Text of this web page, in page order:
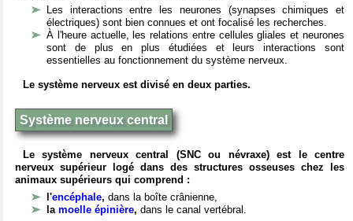
Les interactions entre les neurones (synapses chimiques et
électriques) sont bien connues et ont focalisé les recherches.
À l'heure actuelle, les relations entre cellules gliales et neurones
sont de plus en plus étudiées et leurs interactions sont
essentielles au fonctionnement du système nerveux.
Le système nerveux est divisé en deux parties.
Système nerveux central
Le système nerveux central (SNC ou névraxe) est le centre
nerveux supérieur logé dans des structures osseuses chez les
animaux supérieurs qui comprend :
l'encéphale, dans la boîte crânienne,
la moelle épinière, dans le canal vertébral.